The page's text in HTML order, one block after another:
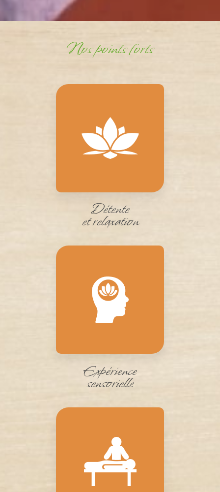
Nos points forts
Détente
et relaxation
Expérience
sensorielle